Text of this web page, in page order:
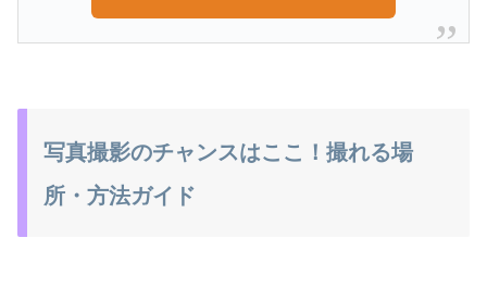
写真撮影のチャンスはここ！撮れる場
所・方法ガイド